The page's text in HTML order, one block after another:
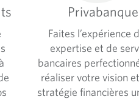
Privabanque
Faites l’expérience
expertise et de
bancaires
réaliser votre vision
stratégie financières